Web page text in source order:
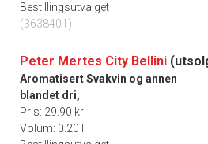
Bestillingsutvalget
(3638401)
Peter Mertes City Bellini
Aromatisert Svakvin og annen
blandet dri,
Pris: 29.90 kr
Volum: 0.20 l